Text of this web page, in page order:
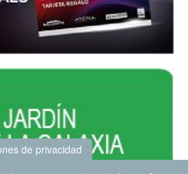
de privacidad